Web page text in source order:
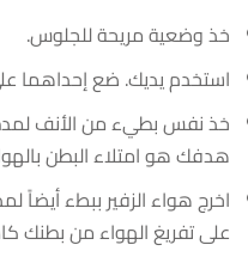
خذ وضعية مريحة للجلوس.
استخدم يديك. ضع إحداهما
هدفك هو امتلاء البطن
على تفريغ الهواء من بطنك